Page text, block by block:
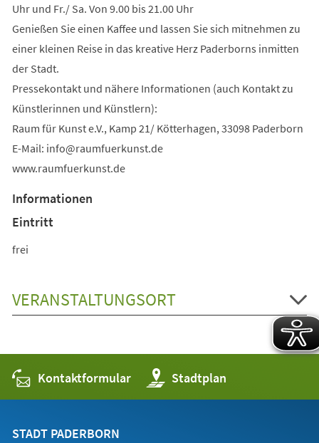
Uhr und Fr./ Sa. Von 9.00 bis 21.00 Uhr
Genießen Sie einen Kaffee und lassen Sie sich mitnehmen zu
einer kleinen Reise in das kreative Herz Paderborns inmitten
der Stadt.
Pressekontakt und nähere Informationen (auch Kontakt zu
Künstlerinnen und Künstlern):
Raum für Kunst e.V., Kamp 21/ Kötterhagen, 33098 Paderborn
E-Mail: info raumfuerkunst de
www.raumfuerkunst.de
Informationen
Eintritt
frei
VERANSTALTUNGSORT
Kontaktformular Stadtplan
(Öffnet
in
einem
STADT PADERBORN